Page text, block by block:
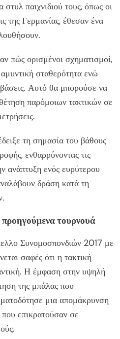
παιχνιδιού τους, όπως οι
της Γερμανίας, έθεσαν ένα
πώς ορισμένοι σχηματισμοί,
σταθερότητα ενώ
Αυτό θα μπορούσε να
παρόμοιων τακτικών σε
τη σημασία του βάθους
ενθαρρύνοντας τις
ανάπτυξη ενός ευρύτερου
δράση κατά τη
τουρνουά
Συνομοσπονδιών 2017 με
σαφές ότι η τακτική
Η έμφαση στην υψηλή
της μπάλας που
μια απομάκρυνση
επικρατούσαν σε